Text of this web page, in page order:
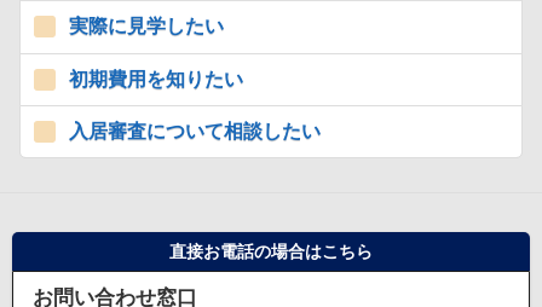
実際に見学したい
初期費用を知りたい
入居審査について相談したい
直接お電話の場合はこちら
お問い合わせ窓口